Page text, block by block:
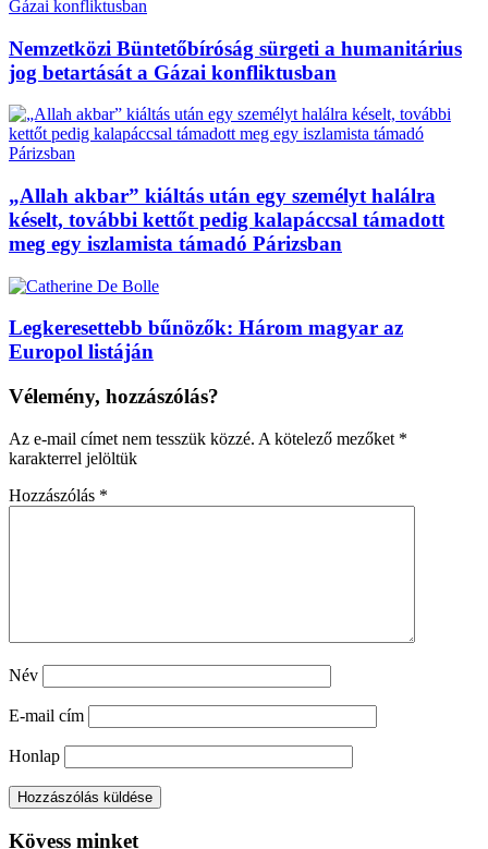
Nemzetközi Büntetőbíróság sürgeti a humanitárius
jog betartását a Gázai konfliktusban
„Allah akbar” kiáltás után egy személyt halálra
késelt, további kettőt pedig kalapáccsal támadott
meg egy iszlamista támadó Párizsban
Legkeresettebb bűnözők: Három magyar az
Europol listáján
Vélemény, hozzászólás?
Az e-mail címet nem tesszük közzé. A kötelező mezőket *
karakterrel jelöltük
Hozzászólás *
Név
E-mail cím
Honlap
Kövess minket